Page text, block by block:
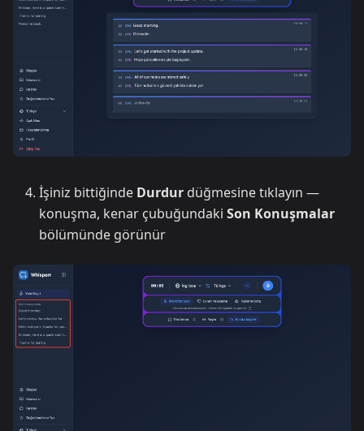
İşiniz bittiğinde Durdur düğmesine tıklayın —
konuşma, kenar çubuğundaki Son Konuşmalar
bölümünde görünür